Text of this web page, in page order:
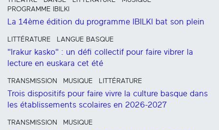
PROGRAMME IBILKI
La 14ème édition du programme IBILKI bat son plein
LITTÉRATURE LANGUE BASQUE
"Irakur kasko" : un défi collectif pour faire vibrer la
lecture en euskara cet été
TRANSMISSION MUSIQUE LITTÉRATURE
Trois dispositifs pour faire vivre la culture basque dans
les établissements scolaires en 2026-2027
TRANSMISSION MUSIQUE